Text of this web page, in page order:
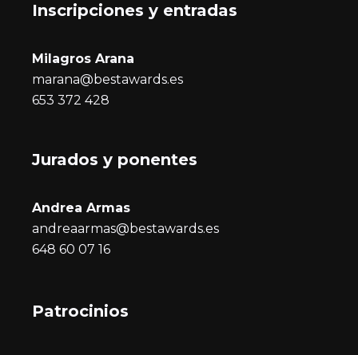
Inscripciones y entradas
Milagros Arana
marana@bestawards.es
653 372 428
Jurados y ponentes
Andrea Armas
andreaarmas@bestawards.es
648 60 07 16
Patrocinios